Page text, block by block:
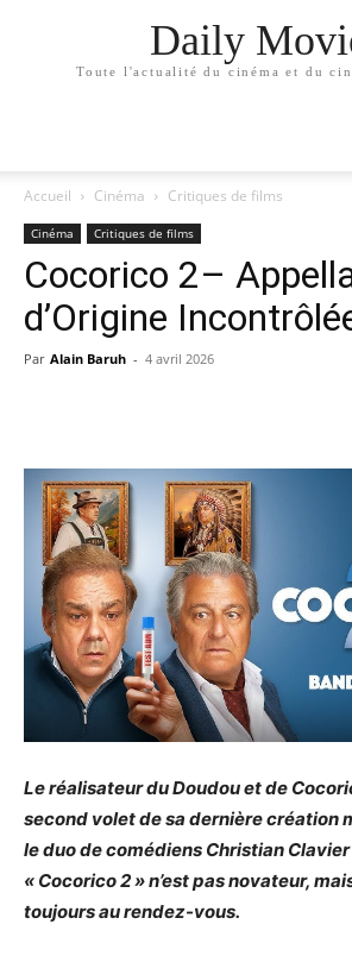
Daily
Toute l'actualité du cinéma et du
Accueil Cinéma Critiques de films
Cinéma Critiques de films
Cocorico 2–
d’Origine
Par Alain Baruh - 4 avril 2026
Le réalisateur du Doudou et de
second volet de sa dernière création
le duo de comédiens Christian
« Cocorico 2 » n’est pas novateur,
toujours au rendez-vous.